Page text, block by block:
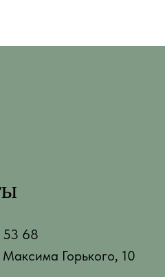
53 68
Максима Горького, 10